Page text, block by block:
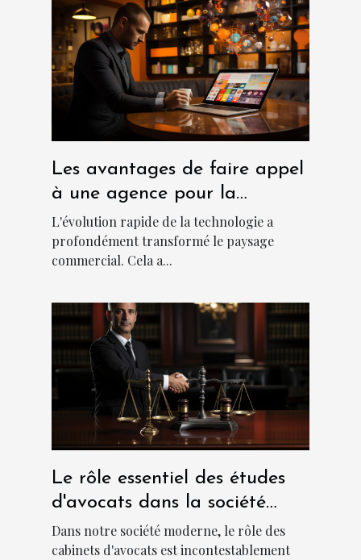
Les avantages de faire appel
à une agence pour la
création d'applications
métiers sur mesure
L'évolution rapide de la technologie a
profondément transformé le paysage
commercial. Cela a...
Le rôle essentiel des études
d'avocats dans la société
moderne
Dans notre société moderne, le rôle des
cabinets d'avocats est incontestablement